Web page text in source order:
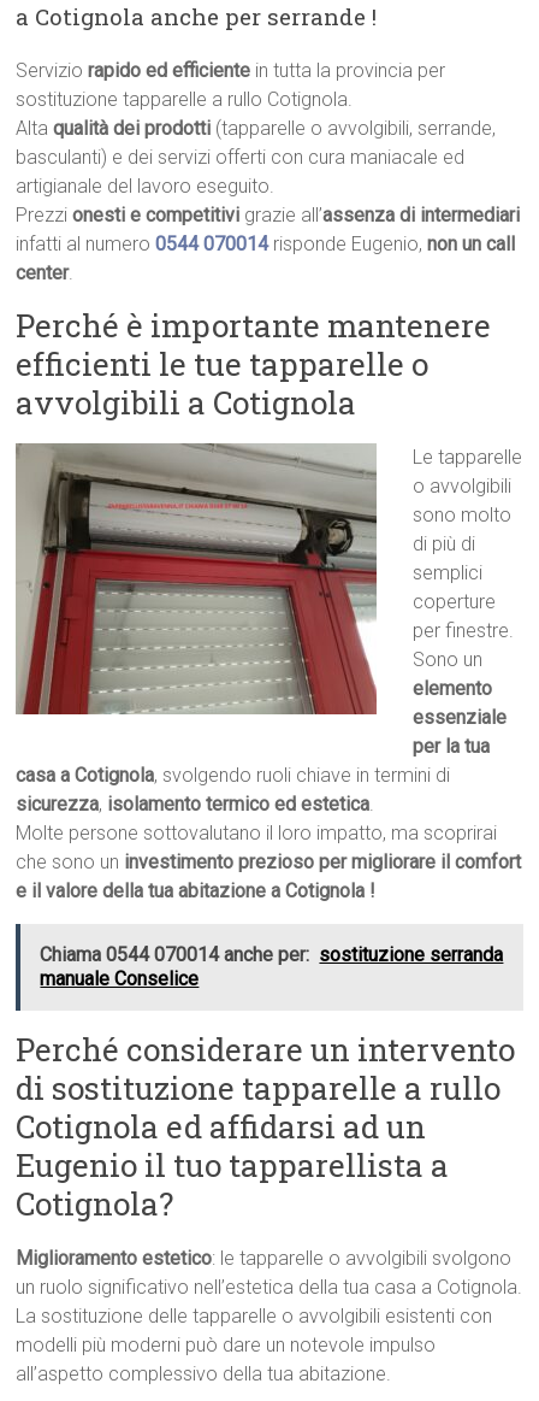
a Cotignola anche per serrande !
Serviziorapido ed efficiente in tutta la provincia per
sostituzione tapparelle a rullo Cotignola.
Altaqualità dei prodotti (tapparelle o avvolgibili, serrande,
basculanti) e dei servizi offerti con cura maniacale ed
artigianale del lavoro eseguito.
Prezzionesti e competitivi grazie all’assenza di intermediari
infatti al numero0544 070014 risponde Eugenio,non un call
center.
Perché è importante mantenere
efficienti le tue tapparelle o
avvolgibili a Cotignola
Le tapparelle
o avvolgibili
sono molto
di più di
semplici
coperture
per finestre.
Sono un
elemento
essenziale
per la tua
casa a Cotignola, svolgendo ruoli chiave in termini di
sicurezza, isolamento termico ed estetica.
Molte persone sottovalutano il loro impatto, ma scoprirai
che sono un investimento prezioso per migliorare il comfort
e il valore della tua abitazione a Cotignola !
Chiama 0544 070014 anche per: sostituzione serranda
manuale Conselice
Perché considerare un intervento
di sostituzione tapparelle a rullo
Cotignola ed affidarsi ad un
Eugenio il tuo tapparellista a
Cotignola?
Miglioramento estetico: le tapparelle o avvolgibili svolgono
un ruolo significativo nell’estetica della tua casa a Cotignola.
La sostituzione delle tapparelle o avvolgibili esistenti con
modelli più moderni può dare un notevole impulso
all’aspetto complessivo della tua abitazione.